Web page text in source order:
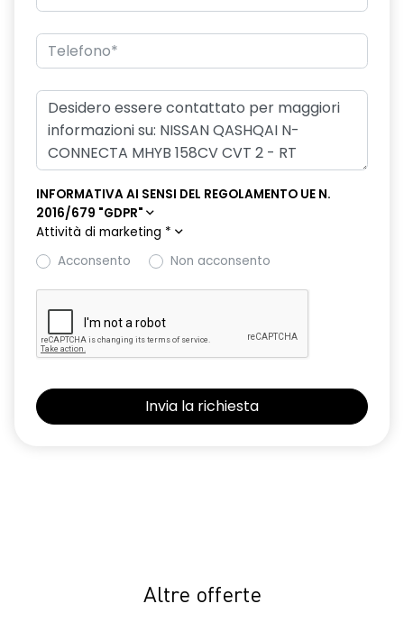
INFORMATIVA AI SENSI DEL REGOLAMENTO UE N.
2016/679 "GDPR"
Attività di marketing *
Acconsento
Non acconsento
Altre offerte